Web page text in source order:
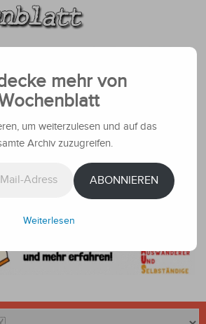
mehr von
um weiterzulesen und auf das
Archiv zuzugreifen.
ABONNIEREN
Weiterlesen